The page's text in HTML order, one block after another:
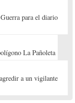
para el diario
La Pañoleta
a un vigilante